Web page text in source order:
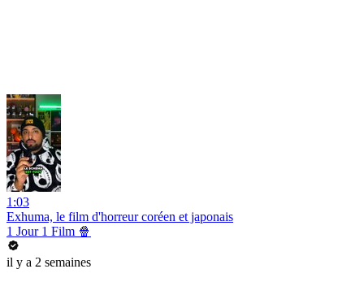
1:03
Exhuma, le film d'horreur coréen et japonais
1 Jour 1 Film 🍿
il y a 2 semaines